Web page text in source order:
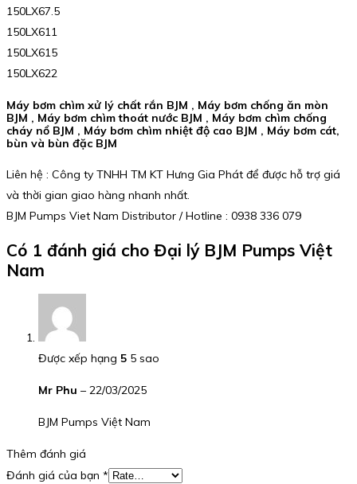
150LX67.5
150LX611
150LX615
150LX622
Máy bơm chìm xử lý chất rắn BJM , Máy bơm chống ăn mòn
BJM , Máy bơm chìm thoát nước BJM , Máy bơm chìm chống
cháy nổ BJM , Máy bơm chìm nhiệt độ cao BJM , Máy bơm cát,
bùn và bùn đặc BJM
Liên hệ : Công ty TNHH TM KT Hưng Gia Phát để được hỗ trợ giá
và thời gian giao hàng nhanh nhất.
BJM Pumps Viet Nam Distributor / Hotline : 0938 336 079
Có 1 đánh giá cho Đại lý BJM Pumps Việt
Nam
Được xếp hạng 5 5 sao
Mr Phu – 22/03/2025
BJM Pumps Việt Nam
Thêm đánh giá
Đánh giá của bạn *